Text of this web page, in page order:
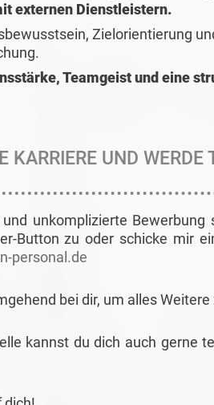
externen Dienstleistern.
Zielorientierung
Teamgeist und eine
KARRIERE UND
unkomplizierte
Button zu oder schicke mir
personal.de
bei dir, um alles Weitere
kannst du dich auch gerne